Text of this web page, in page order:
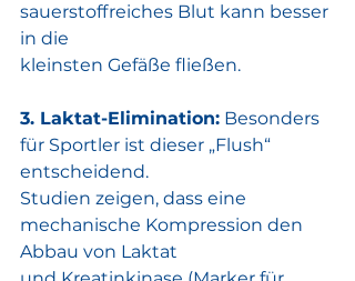
sauerstoffreiches Blut kann besser
in die
kleinsten Gefäße fließen.
3. Laktat-Elimination: Besonders
für Sportler ist dieser „Flush“
entscheidend.
Studien zeigen, dass eine
mechanische Kompression den
Abbau von Laktat